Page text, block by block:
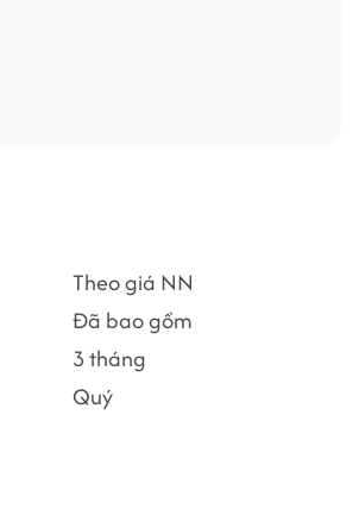
Theo giá NN
Đã bao gồm
3 tháng
Quý